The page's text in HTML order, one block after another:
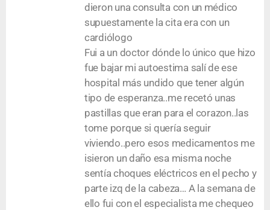
dieron una consulta con un médico
supuestamente la cita era con un
cardiólogo
Fui a un doctor dónde lo único que hizo
fue bajar mi autoestima salí de ese
hospital más undido que tener algún
tipo de esperanza..me recetó unas
pastillas que eran para el corazon..las
tome porque si quería seguir
viviendo..pero esos medicamentos me
isieron un daño esa misma noche
sentía choques eléctricos en el pecho y
parte izq de la cabeza… A la semana de
ello fui con el especialista me chequeo